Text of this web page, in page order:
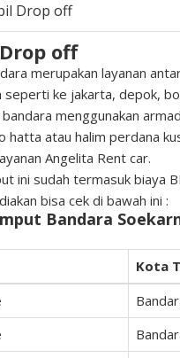
Drop off
off
merupakan layanan
seperti ke jakarta, depok,
menggunakan
hatta atau halim perdana
Angelita Rent car.
ini sudah termasuk biaya
bisa cek di bawah ini :
Bandara
Kota